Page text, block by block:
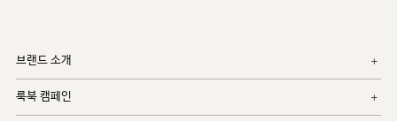
브랜드 소개
룩북 캠페인